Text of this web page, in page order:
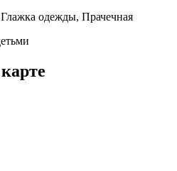
одежды, Прачечная